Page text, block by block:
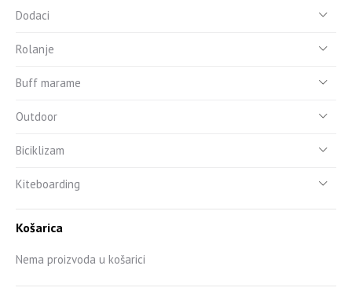
Dodaci
Rolanje
Buff marame
Outdoor
Biciklizam
Kiteboarding
Košarica
Nema proizvoda u košarici